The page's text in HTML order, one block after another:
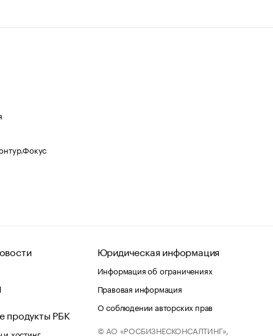
продукты РБК
хостинг
Юридическая информация
Информация об ограничениях
Правовая информация
О соблюдении авторских прав
© АО «РОСБИЗНЕСКОНСАЛТИНГ»,